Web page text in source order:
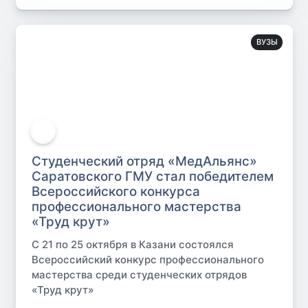
ВУЗЫ
Студенческий отряд «МедАльянс»
Саратовского ГМУ стал победителем
Всероссийского конкурса
профессионального мастерства
«Труд крут»
С 21 по 25 октября в Казани состоялся
Всероссийский конкурс профессионального
мастерства среди студенческих отрядов
«Труд крут»